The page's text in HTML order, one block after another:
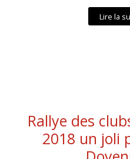
Lire la
Rallye des
2018 un joli